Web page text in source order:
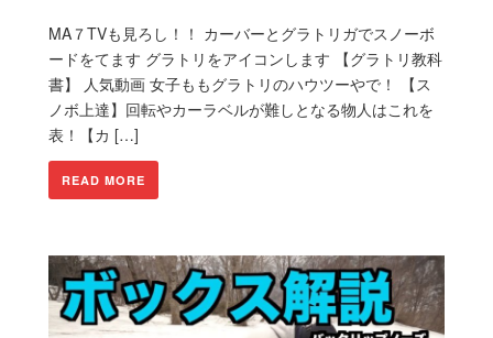
MA７TVも見ろし！！ カーバーとグラトリガでスノーボ
ードをてます グラトリをアイコンします 【グラトリ教科
書】 人気動画 女子ももグラトリのハウツーやで！ 【ス
ノボ上達】回転やカーラベルが難しとなる物人はこれを
表！【カ […]
READ MORE